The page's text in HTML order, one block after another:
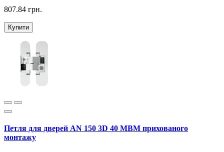
807.84 грн.
Купити
Петля для дверей AN 150 3D 40 МВМ прихованого
монтажу